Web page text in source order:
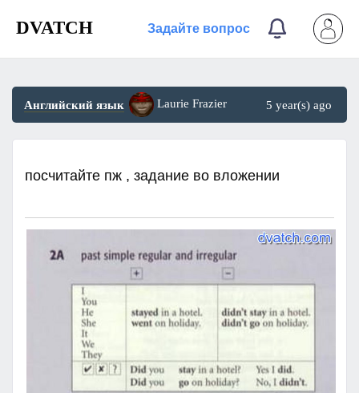
DVATCH Задайте вопрос
Английский язык Laurie Frazier 5 year(s) ago
посчитайте пж , задание во вложении ​